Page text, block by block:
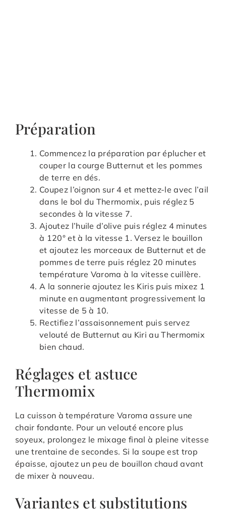
Préparation
Commencez la préparation par éplucher et
couper la courge Butternut et les pommes
de terre en dés.
Coupez l’oignon sur 4 et mettez-le avec l’ail
dans le bol du Thermomix, puis réglez 5
secondes à la vitesse 7.
Ajoutez l’huile d’olive puis réglez 4 minutes
à 120° et à la vitesse 1. Versez le bouillon
et ajoutez les morceaux de Butternut et de
pommes de terre puis réglez 20 minutes
température Varoma à la vitesse cuillère.
A la sonnerie ajoutez les Kiris puis mixez 1
minute en augmentant progressivement la
vitesse de 5 à 10.
Rectifiez l’assaisonnement puis servez
velouté de Butternut au Kiri au Thermomix
bien chaud.
Réglages et astuce
Thermomix
La cuisson à température Varoma assure une
chair fondante. Pour un velouté encore plus
soyeux, prolongez le mixage final à pleine vitesse
une trentaine de secondes. Si la soupe est trop
épaisse, ajoutez un peu de bouillon chaud avant
de mixer à nouveau.
Variantes et substitutions